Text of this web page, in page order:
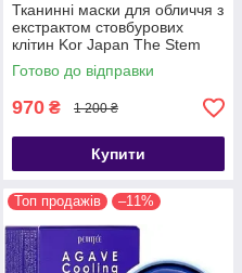
Тканинні маски для обличчя з
екстрактом стовбурових
клітин Kor Japan The Stem
Cell Face Mask, 30шт
Готово до відправки
970 ₴ 1 200 ₴
Купити
Топ продажів –11%